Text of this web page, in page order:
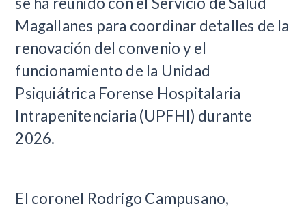
Magallanes para coordinar detalles de la
renovación del convenio y el
funcionamiento de la Unidad
Psiquiátrica Forense Hospitalaria
Intrapenitenciaria (UPFHI) durante
2026.
El coronel Rodrigo Campusano,